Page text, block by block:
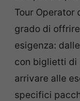
Tour Operator
grado di
esigenza:
con biglietti di
arrivare alle
specifici